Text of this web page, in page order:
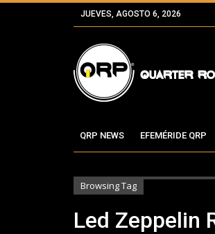
JUEVES, AGOSTO 6, 2026
QRP NEWS EFEMÉRIDE QRP
Browsing Tag
Led Zeppelin